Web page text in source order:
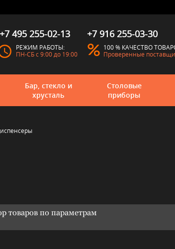
+7 495 255-02-13
РЕЖИМ РАБОТЫ:
ПН-СБ с 9:00 до 19:00
+7 916 255-03-30
100 % КАЧЕСТВО
Проверенные
Бар, стекло и
хрусталь
Столовые
приборы
товаров по параметрам